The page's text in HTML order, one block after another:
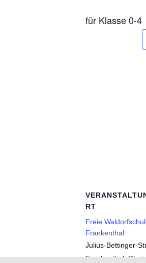
für Klasse 0-4
RT
Freie
Frankenthal
Julius-Bettinger-
Frankenthal,